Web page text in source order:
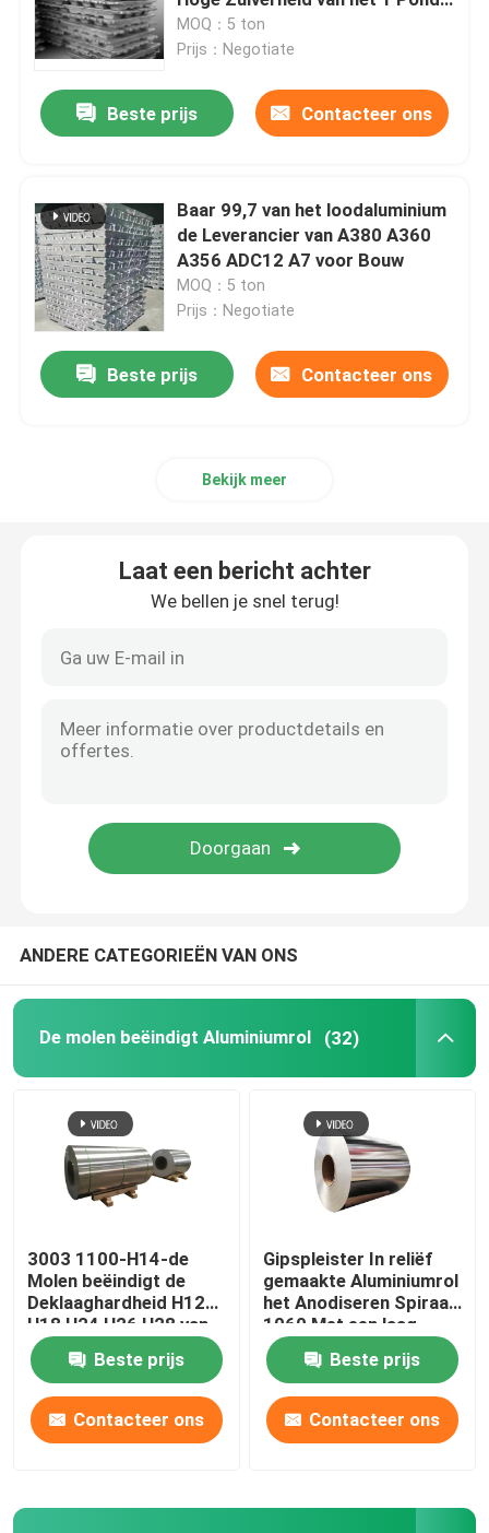
Aluminiumfolie rol
De bar van de aluminiumhoek
Zuivere Aluminium
MOQ：5 ton
Prijs：Negotiate
Beste prijs Contacteer ons
Baar 99,7 van het loodaluminium
de Leverancier van A380 A360
A356 ADC12 A7 voor Bouw
MOQ：5 ton
Prijs：Negotiate
Beste prijs Contacteer ons
Bekijk meer
Laat een bericht achter
We bellen je snel terug!
ANDERE CATEGORIEËN VAN ONS
De molen beëindigt Aluminiumrol (32)
3003 1100-H14-de
Molen beëindigt de
Deklaaghardheid H12
H18 H24 H26 H28 van
de Aluminiumrol
koudwalste 0,027
Beste prijs
Contacteer ons
Gipspleister In reliëf
gemaakte Aluminiumrol
het Anodiseren Spiraal
1060 Met een laag
bedekt Pvc 0.1300mm
van 1050 H14 Band
Beste prijs
Contacteer ons